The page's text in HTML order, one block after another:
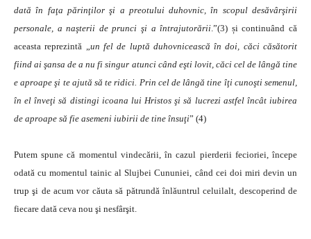
dată în faţa părinţilor şi a preotului duhovnic, în scopul desăvârşirii
personale, a naşterii de prunci şi a întrajutorării.”(3) și continuând că
aceasta reprezintă „un fel de luptă duhovnicească în doi, căci căsătorit
fiind ai şansa de a nu fi singur atunci când eşti lovit, căci cel de lângă tine
e aproape şi te ajută să te ridici. Prin cel de lângă tine îţi cunoşti semenul,
în el înveţi să distingi icoana lui Hristos şi să lucrezi astfel încât iubirea
de aproape să fie asemeni iubirii de tine însuţi” (4)
Putem spune că momentul vindecării, în cazul pierderii fecioriei, începe
odată cu momentul tainic al Slujbei Cununiei, când cei doi miri devin un
trup şi de acum vor căuta să pătrundă înlăuntrul celuilalt, descoperind de
fiecare dată ceva nou şi nesfârşit.